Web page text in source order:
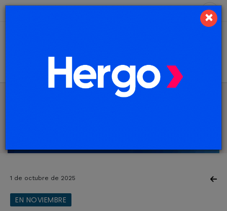
1 de octubre de 2025
EN NOVIEMBRE
×